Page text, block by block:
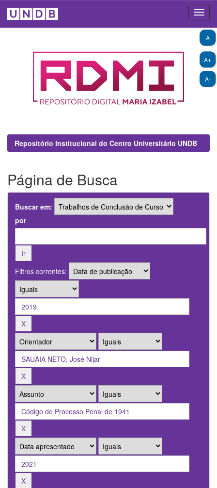
A+
A-
A
Repositório Institucional do Centro Universitário UNDB
Página de Busca
Buscar em:
por
Filtros correntes: